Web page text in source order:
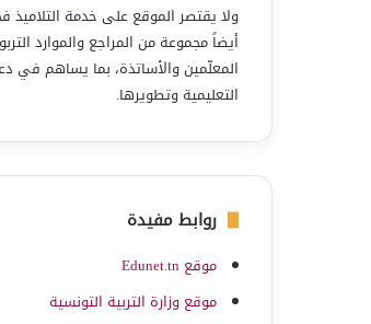
ولا يقتصر الموقع على خدمة التلاميذ
أيضاً مجموعة من المراجع والموارد
المعلّمين والأساتذة، بما يساهم في
التعليمية وتطويرها.
روابط مفيدة
موقع Edunet.tn
موقع وزارة التربية التونسية